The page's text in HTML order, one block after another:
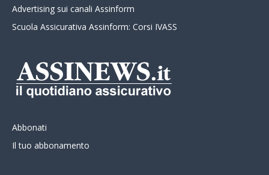
Advertising sui canali Assinform
Scuola Assicurativa Assinform: Corsi IVASS
Abbonati
Il tuo abbonamento